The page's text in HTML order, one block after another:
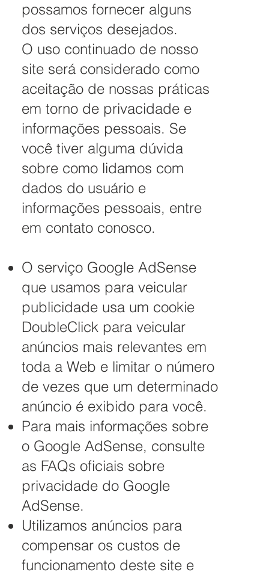
possamos fornecer alguns
dos serviços desejados.
O uso continuado de nosso
site será considerado como
aceitação de nossas práticas
em torno de privacidade e
informações pessoais. Se
você tiver alguma dúvida
sobre como lidamos com
dados do usuário e
informações pessoais, entre
em contato conosco.
O serviço Google AdSense
que usamos para veicular
publicidade usa um cookie
DoubleClick para veicular
anúncios mais relevantes em
toda a Web e limitar o número
de vezes que um determinado
anúncio é exibido para você.
Para mais informações sobre
o Google AdSense, consulte
as FAQs oficiais sobre
privacidade do Google
AdSense.
Utilizamos anúncios para
compensar os custos de
funcionamento deste site e